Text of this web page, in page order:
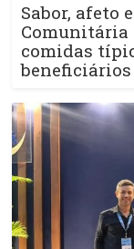
Sabor, afeto
comidas
beneficiários